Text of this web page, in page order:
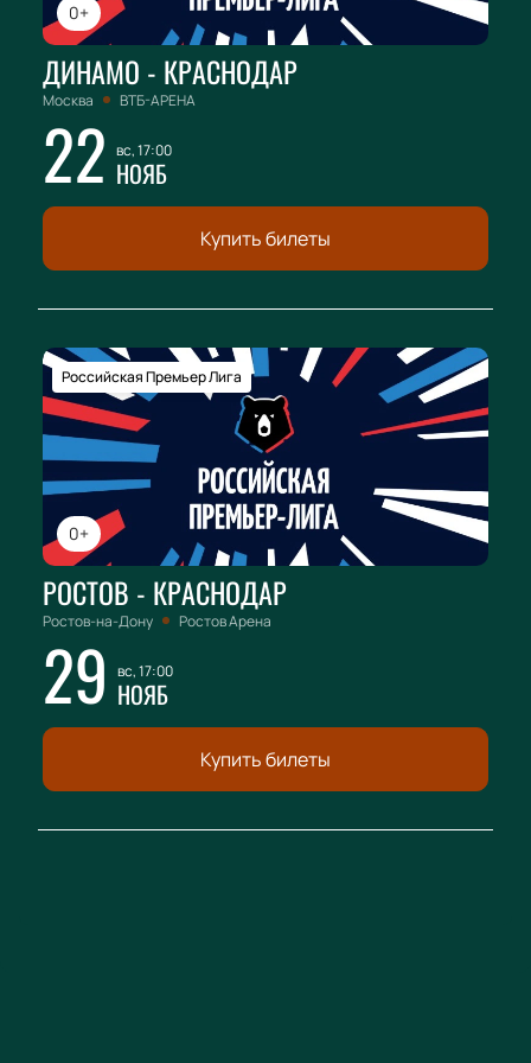
0+
ДИНАМО - КРАСНОДАР
Москва ВТБ-АРЕНА
22 вс, 17:00
НОЯБ
Купить билеты
0+
Российская Премьер Лига
РОСТОВ - КРАСНОДАР
Ростов-на-Дону Ростов Арена
29 вс, 17:00
НОЯБ
Купить билеты